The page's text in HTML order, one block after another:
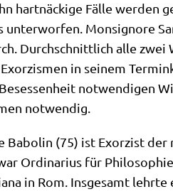
hart­näcki­ge Fäl­le wer­den
unter­wor­fen. Mon­si­gno­re
Durch­schnitt­lich alle zwei
in sei­nem
not­wen­di­gen
notwendig.
Babol­in (75) ist Exor­zist
Ordi­na­ri­us für
in Rom. Ins­ge­samt